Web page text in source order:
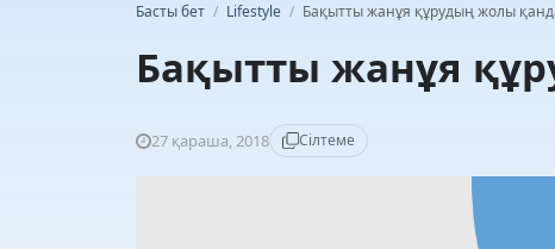
Басты бет / Lifestyle / Бақытты жанұя құрудың жолы
Бақытты жанұя
27 қараша, 2018 Сілтеме